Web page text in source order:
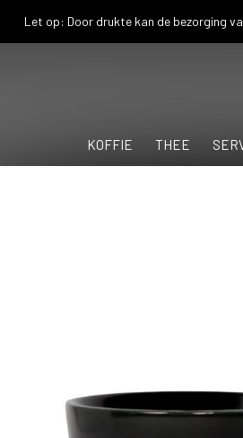
KOFFIE THEE
Let op: Door drukte kan de bezorging